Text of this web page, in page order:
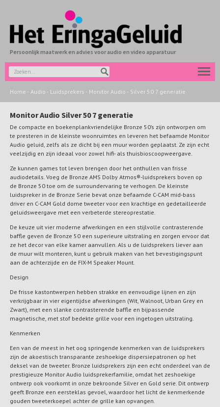
Persoonlijk maatwerk en advies voor audio en video apparatuur
Home - Audio - Luidsprekers - Monitor Audio - Silver 50 7 generatie
Monitor Audio Silver 50 7 generatie
De compacte en boekenplankvriendelijke Bronze 50’s zijn ontworpen om
te presteren in de kleinste woonruimtes en leveren het befaamde Monitor
Audio geluid, zelfs als ze dicht bij een muur worden geplaatst. Ze zijn echt
veelzijdig en zijn ideaal voor zowel hifi- als thuisbioscoopweergave.
Ze kunnen games tot leven brengen door het onthullen van frisse
audiodetails. Voeg de Bronze AMS Dolby Atmos®-luidsprekers boven op
de Bronze 50 toe om de surroundervaring te verhogen. De kleinste
luidspreker in de Bronze Serie bevat onze befaamde C-CAM mid-bass
driver en C-CAM Gold dome tweeter voor een krachtige en gedetailleerde
geluidsweergave met een verbeterde stereoprestatie.
De keuze uit vier moderne afwerkingen en een stijlvolle contrasterende
baffle geven de Bronze 50 een superieure uitstraling en zorgen ervoor dat
ze het decor van elke kamer aanvullen. Als u de luidsprekers liever aan
de muur wilt monteren, kunt u gebruik maken van het bevestigingspunt
aan de achterzijde en de FIX-M Speaker Mount.
Design
De frisse kastontwerpen hebben strakke en eenvoudige lijnen en zijn
verkrijgbaar in vier eigentijdse afwerkingen (Wit, Walnoot, Urban Grey en
Zwart), met een slanke contrasterende baffle en bijpassende
magnetische, met stof bedekte grille voor een ingetogen uitstraling.
Kenmerken
Een van de meest in het oog springende kenmerken van de luidsprekers
zijn de akoestisch transparante zeshoekige dispersiepatronen op het
deksel van de tweeter. Bronze luidsprekers zijn een echt onderdeel van de
prestigieuze Monitor Audio luidsprekerfamilie, omdat het zeshoekige
ontwerp ook voorkomt in onze bekroonde Silver en Gold serie. Dit ontwerp
geeft Bronze een eersteklas gevoel, waardoor het licht de kenmerkende
gouden tweeterkoepel achter de grille kan opvangen.